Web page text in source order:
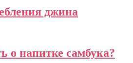
джина
о напитке самбука?